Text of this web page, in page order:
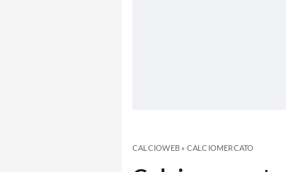
CALCIOWEB» CALCIOMERCATO